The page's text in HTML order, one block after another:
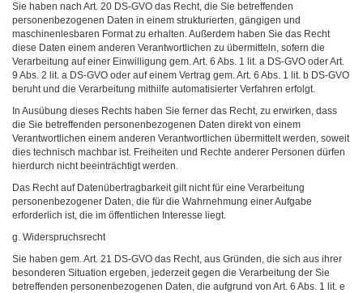
Sie haben nach Art. 20 DS-GVO das Recht, die Sie betreffenden
personenbezogenen Daten in einem strukturierten, gängigen und
maschinenlesbaren Format zu erhalten. Außerdem haben Sie das Recht
diese Daten einem anderen Verantwortlichen zu übermitteln, sofern die
Verarbeitung auf einer Einwilligung gem. Art. 6 Abs. 1 lit. a DS-GVO oder Art.
9 Abs. 2 lit. a DS-GVO oder auf einem Vertrag gem. Art. 6 Abs. 1 lit. b DS-GVO
beruht und die Verarbeitung mithilfe automatisierter Verfahren erfolgt.
In Ausübung dieses Rechts haben Sie ferner das Recht, zu erwirken, dass
die Sie betreffenden personenbezogenen Daten direkt von einem
Verantwortlichen einem anderen Verantwortlichen übermittelt werden, soweit
dies technisch machbar ist. Freiheiten und Rechte anderer Personen dürfen
hierdurch nicht beeinträchtigt werden.
Das Recht auf Datenübertragbarkeit gilt nicht für eine Verarbeitung
personenbezogener Daten, die für die Wahrnehmung einer Aufgabe
erforderlich ist, die im öffentlichen Interesse liegt.
g. Widerspruchsrecht
Sie haben gem. Art. 21 DS-GVO das Recht, aus Gründen, die sich aus ihrer
besonderen Situation ergeben, jederzeit gegen die Verarbeitung der Sie
betreffenden personenbezogenen Daten, die aufgrund von Art. 6 Abs. 1 lit. e